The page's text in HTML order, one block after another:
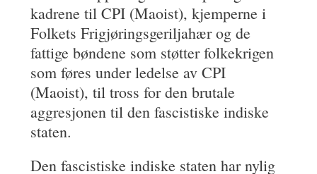
kadrene til CPI (Maoist), kjemperne i
Folkets Frigjøringsgeriljahær og de
fattige bøndene som støtter folkekrigen
som føres under ledelse av CPI
(Maoist), til tross for den brutale
aggresjonen til den fascistiske indiske
staten.
Den fascistiske indiske staten har nylig